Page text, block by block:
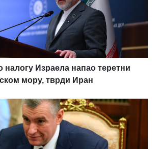
налогу Израела напао теретни
мору, тврди Иран